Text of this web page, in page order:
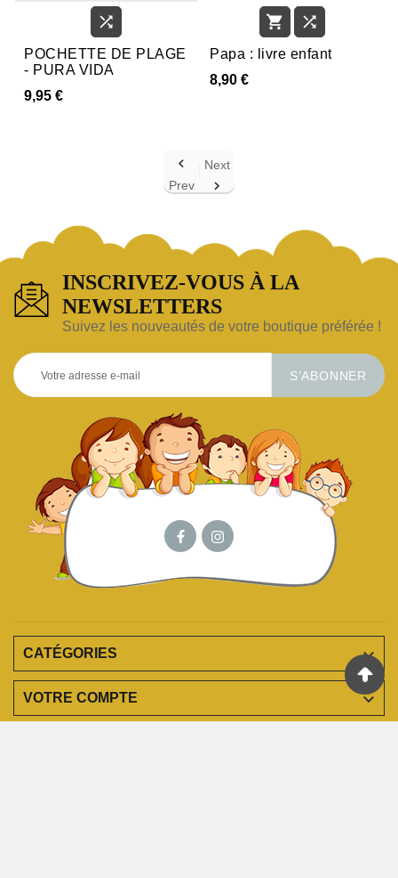

POCHETTE DE PLAGE
- PURA VIDA
9,95 €
 
Papa : livre enfant
8,90 €

Prev
Next

INSCRIVEZ-VOUS À LA
NEWSLETTERS
Suivez les nouveautés de votre boutique préférée !
S’ABONNER
CATÉGORIES 
VOTRE COMPTE 